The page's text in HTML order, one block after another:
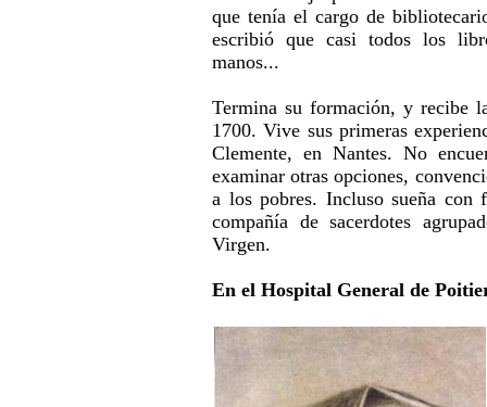
que tenía el cargo de
escribió que casi todos los
manos...
Termina su formación, y recibe
1700. Vive sus primeras
Clemente, en Nantes. No
examinar otras opciones,
a los pobres. Incluso sueña con
compañía de sacerdotes
Virgen.
En el Hospital General de